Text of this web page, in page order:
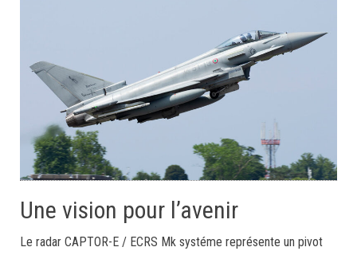
Une vision pour l’avenir
Le radar CAPTOR-E / ECRS Mk systéme représente un pivot